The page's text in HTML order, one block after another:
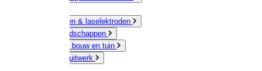
Slijpschijven & laselektroden
Handgereedschappen
IJzerwaren bouw en tuin
Hang en sluitwerk